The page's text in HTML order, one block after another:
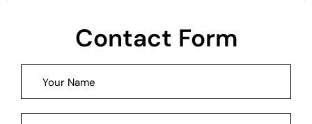
Contact Form